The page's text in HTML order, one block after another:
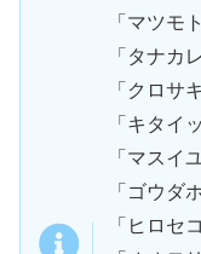
「マツモ
「タナカ
「クロサ
「キタイ
「マスイ
「ゴウダ
「ヒロセ